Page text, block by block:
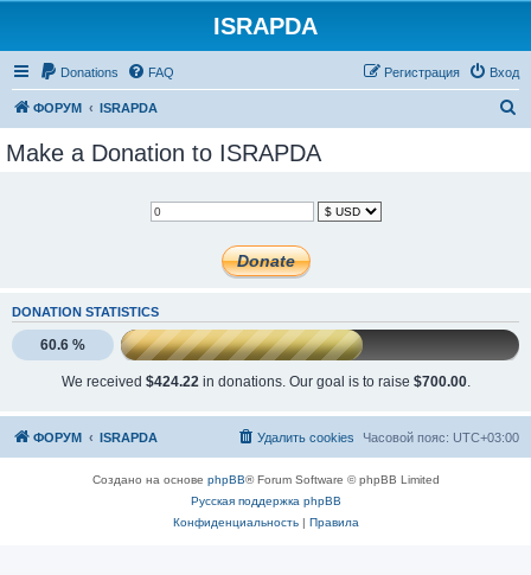
ISRAPDA
Donations FAQ Вход
Регистрация
ФОРУМ ISRAPDA
Make a Donation to ISRAPDA
DONATION STATISTICS
60.6 %
We received $424.22 in donations. Our goal is to raise $700.00.
ФОРУМ ISRAPDA Часовой пояс: UTC+03:00
Удалить cookies
Создано на основе phpBB® Forum Software © phpBB Limited
Русская поддержка phpBB
Конфиденциальность| Правила